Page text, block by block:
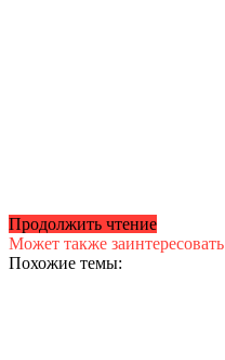
Продолжить чтение
Может также заинтересовать
Похожие темы: